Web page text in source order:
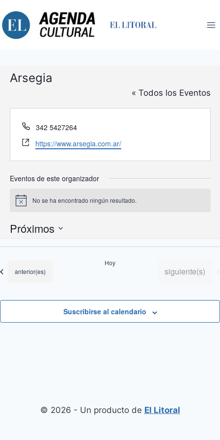
al
contenido
Arsegia
« Todos los Eventos
Teléfono
342 5427264
Website
https://www.arsegia.com.ar/
Eventos de este organizador
Aviso No se ha encontrado ningún resultado.
Próximos
fecha.
Eventos
anterior(es)
Hoy
Eventos
siguiente(s)
Suscribirse al calendario
© 2026 - Un producto de El Litoral